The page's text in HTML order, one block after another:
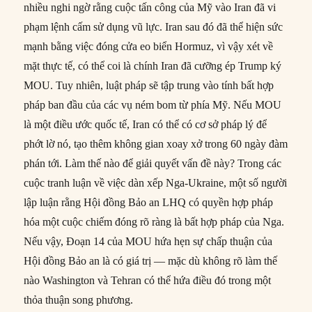
nhiều nghi ngờ rằng cuộc tấn công của Mỹ vào Iran đã vi
phạm lệnh cấm sử dụng vũ lực. Iran sau đó đã thể hiện sức
mạnh bằng việc đóng cửa eo biển Hormuz, vì vậy xét về
mặt thực tế, có thể coi là chính Iran đã cưỡng ép Trump ký
MOU. Tuy nhiên, luật pháp sẽ tập trung vào tính bất hợp
pháp ban đầu của các vụ ném bom từ phía Mỹ. Nếu MOU
là một điều ước quốc tế, Iran có thể có cơ sở pháp lý để
phớt lờ nó, tạo thêm không gian xoay xở trong 60 ngày đàm
phán tới. Làm thế nào để giải quyết vấn đề này? Trong các
cuộc tranh luận về việc dàn xếp Nga-Ukraine, một số người
lập luận rằng Hội đồng Bảo an LHQ có quyền hợp pháp
hóa một cuộc chiếm đóng rõ ràng là bất hợp pháp của Nga.
Nếu vậy, Đoạn 14 của MOU hứa hẹn sự chấp thuận của
Hội đồng Bảo an là có giá trị — mặc dù không rõ làm thế
nào Washington và Tehran có thể hứa điều đó trong một
thỏa thuận song phương.